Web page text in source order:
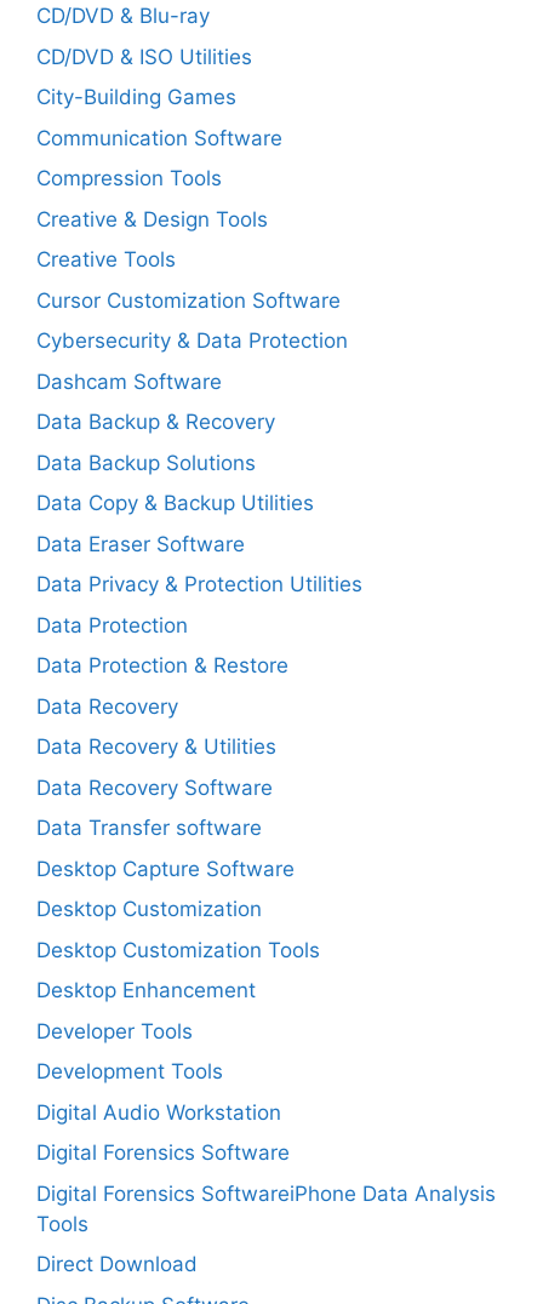
CD/DVD & Blu-ray
CD/DVD & ISO Utilities
City-Building Games
Communication Software
Compression Tools
Creative & Design Tools
Creative Tools
Cursor Customization Software
Cybersecurity & Data Protection
Dashcam Software
Data Backup & Recovery
Data Backup Solutions
Data Copy & Backup Utilities
Data Eraser Software
Data Privacy & Protection Utilities
Data Protection
Data Protection & Restore
Data Recovery
Data Recovery & Utilities
Data Recovery Software
Data Transfer software
Desktop Capture Software
Desktop Customization
Desktop Customization Tools
Desktop Enhancement
Developer Tools
Development Tools
Digital Audio Workstation
Digital Forensics Software
Digital Forensics SoftwareiPhone Data Analysis
Tools
Direct Download